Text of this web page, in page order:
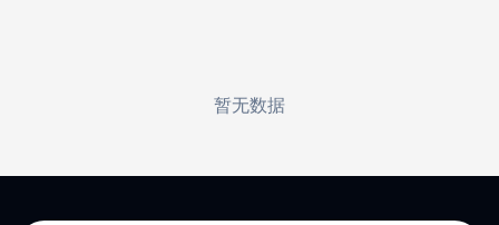
暂无数据